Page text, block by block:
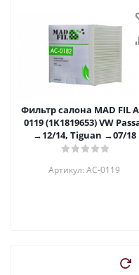
Фильтр салона MAD FIL АC-
0119 (1K1819653) VW Passat
→12/14, Tiguan →07/18
Артикул: АC-0119